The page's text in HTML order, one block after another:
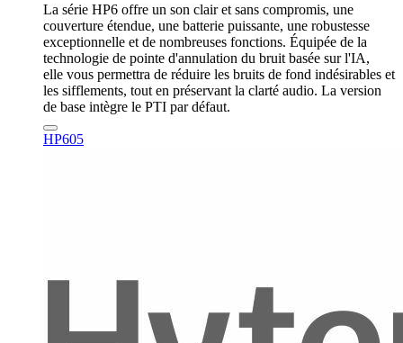
La série HP6 offre un son clair et sans compromis, une
couverture étendue, une batterie puissante, une robustesse
exceptionnelle et de nombreuses fonctions. Équipée de la
technologie de pointe d'annulation du bruit basée sur l'IA,
elle vous permettra de réduire les bruits de fond indésirables et
les sifflements, tout en préservant la clarté audio. La version
de base intègre le PTI par défaut.
HP605